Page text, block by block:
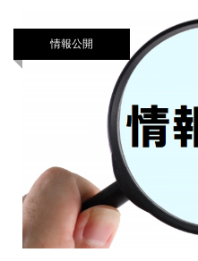
情報公開